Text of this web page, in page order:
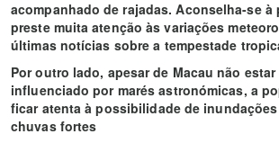
acompanhado de rajadas. Aconselha-se à
preste muita atenção às variações
últimas notícias sobre a tempestade
Por outro lado, apesar de Macau não
influenciado por marés astronómicas, a
ficar atenta à possibilidade de
chuvas fortes